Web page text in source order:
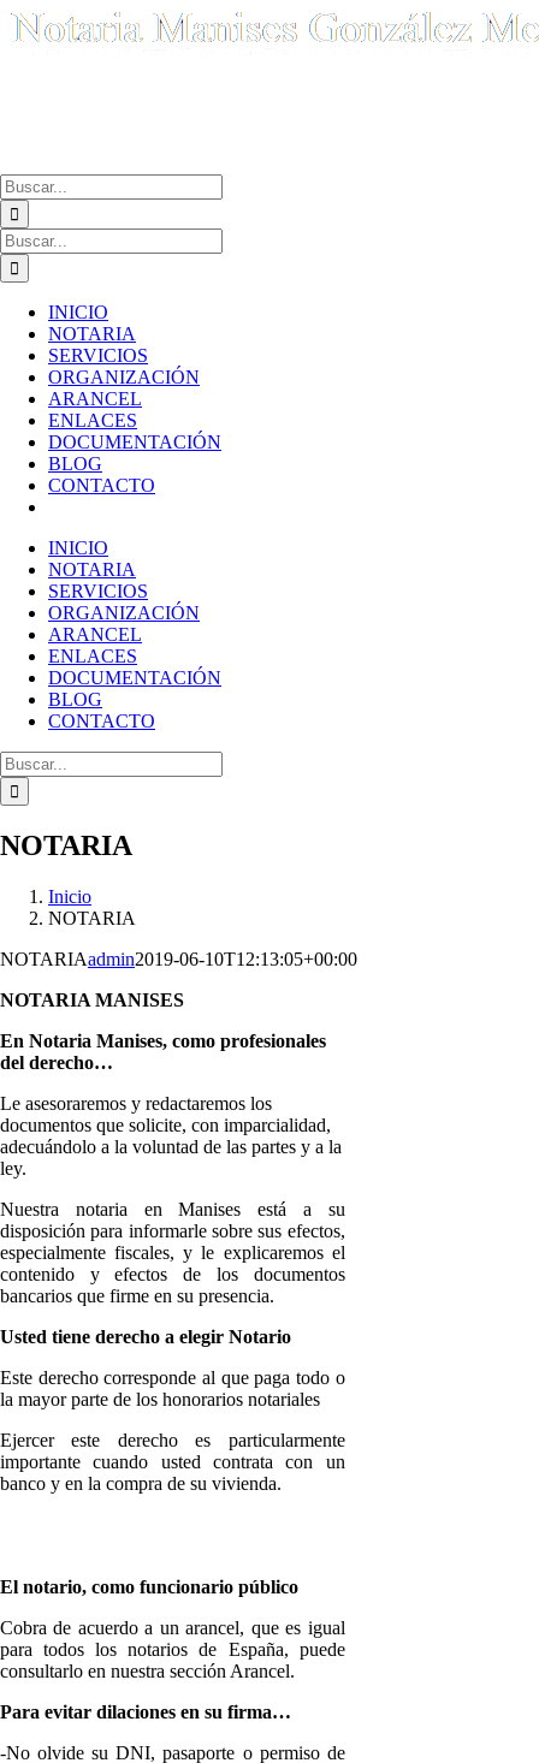
Saltar
Buscar:
Buscar:
INICIO
NOTARIA
SERVICIOS
ORGANIZACIÓN
ARANCEL
ENLACES
DOCUMENTACIÓN
BLOG
CONTACTO
INICIO
NOTARIA
SERVICIOS
ORGANIZACIÓN
ARANCEL
ENLACES
DOCUMENTACIÓN
BLOG
CONTACTO
Buscar:
NOTARIA
Inicio
NOTARIA
NOTARIAadmin2019-06-10T12:13:05+00:00
NOTARIA MANISES
En Notaria Manises, como profesionales
del derecho…
Le asesoraremos y redactaremos los
documentos que solicite, con imparcialidad,
adecuándolo a la voluntad de las partes y a la
ley.
Nuestra notaria en Manises está a su
disposición para informarle sobre sus efectos,
especialmente fiscales, y le explicaremos el
contenido y efectos de los documentos
bancarios que firme en su presencia.
Usted tiene derecho a elegir Notario
Este derecho corresponde al que paga todo o
la mayor parte de los honorarios notariales
Ejercer este derecho es particularmente
importante cuando usted contrata con un
banco y en la compra de su vivienda.
El notario, como funcionario público
Cobra de acuerdo a un arancel, que es igual
para todos los notarios de España, puede
consultarlo en nuestra sección Arancel.
Para evitar dilaciones en su firma…
-No olvide su DNI, pasaporte o permiso de